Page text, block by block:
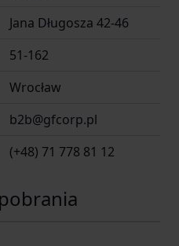
Jana Długosza 42-46
51-162
Wrocław
b2b@gfcorp.pl
(+48) 71 778 81 12